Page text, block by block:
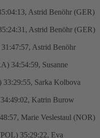
Astrid Benöhr (GER)
Astrid Benöhr (GER)
Astrid Benöhr
34:54:59, Susanne
Sarka Kolbova
Katrin Burow
Marie Veslestaul (NOR)
35:29:22, Eva